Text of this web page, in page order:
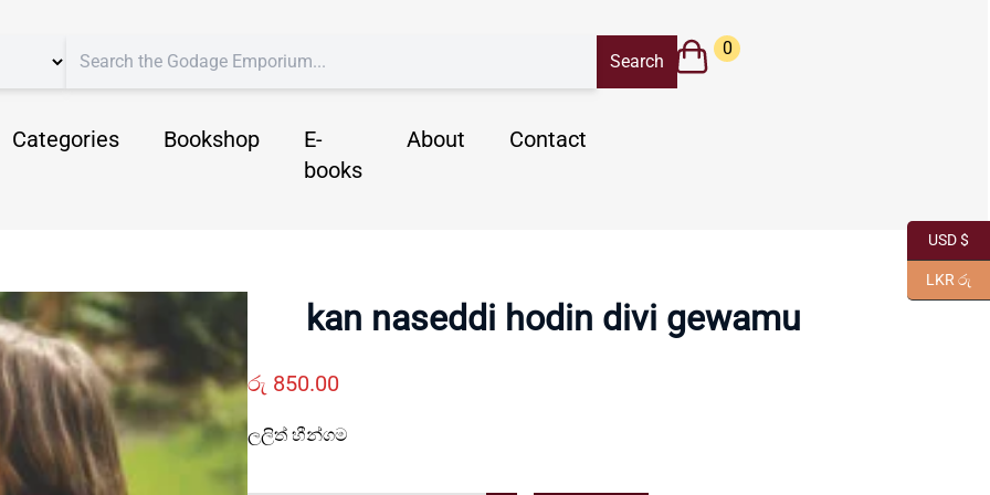
Categories Bookshop
E-
books
About Contact
0
kan naseddi hodin divi gewamu
රු 850.00
ලලිත් හීන්ගම
USD $
LKR රු